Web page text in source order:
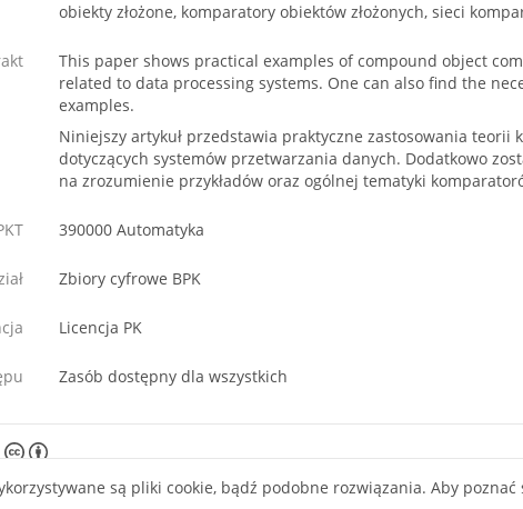
obiekty złożone, komparatory obiektów złożonych, sieci
This paper shows practical examples of compound object
related to data processing systems. One can also find the
examples.
Niniejszy artykuł przedstawia praktyczne zastosowania teorii
dotyczących systemów przetwarzania danych. Dodatkowo
na zrozumienie przykładów oraz ogólnej tematyki
390000 Automatyka
Zbiory cyfrowe BPK
Licencja PK
Zasób dostępny dla wszystkich
site is licensed under a Creative Commons
są pliki cookie, bądź podobne rozwiązania. Aby poznać